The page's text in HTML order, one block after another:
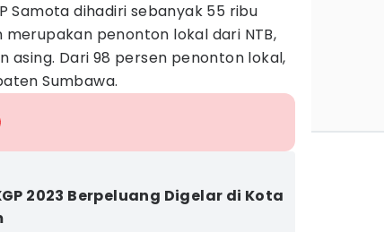
Samota dihadiri sebanyak 55 ribu
penonton lokal dari NTB,
asing. Dari 98 persen penonton lokal,
Sumbawa.
2023 Berpeluang Digelar di Kota